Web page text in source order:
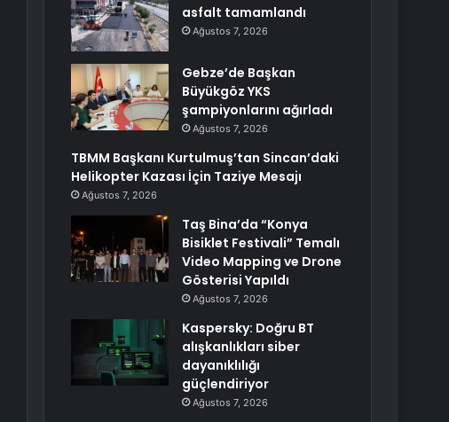
asfalt tamamlandı
Ağustos 7, 2026
Gebze’de Başkan
Büyükgöz YKS
şampiyonlarını ağırladı
Ağustos 7, 2026
TBMM Başkanı Kurtulmuş’tan Sincan’daki
Helikopter Kazası İçin Taziye Mesajı
Ağustos 7, 2026
Taş Bina’da “Konya
Bisiklet Festivali” Temalı
Video Mapping ve Drone
Gösterisi Yapıldı
Ağustos 7, 2026
Kaspersky: Doğru BT
alışkanlıkları siber
dayanıklılığı
güçlendiriyor
Ağustos 7, 2026